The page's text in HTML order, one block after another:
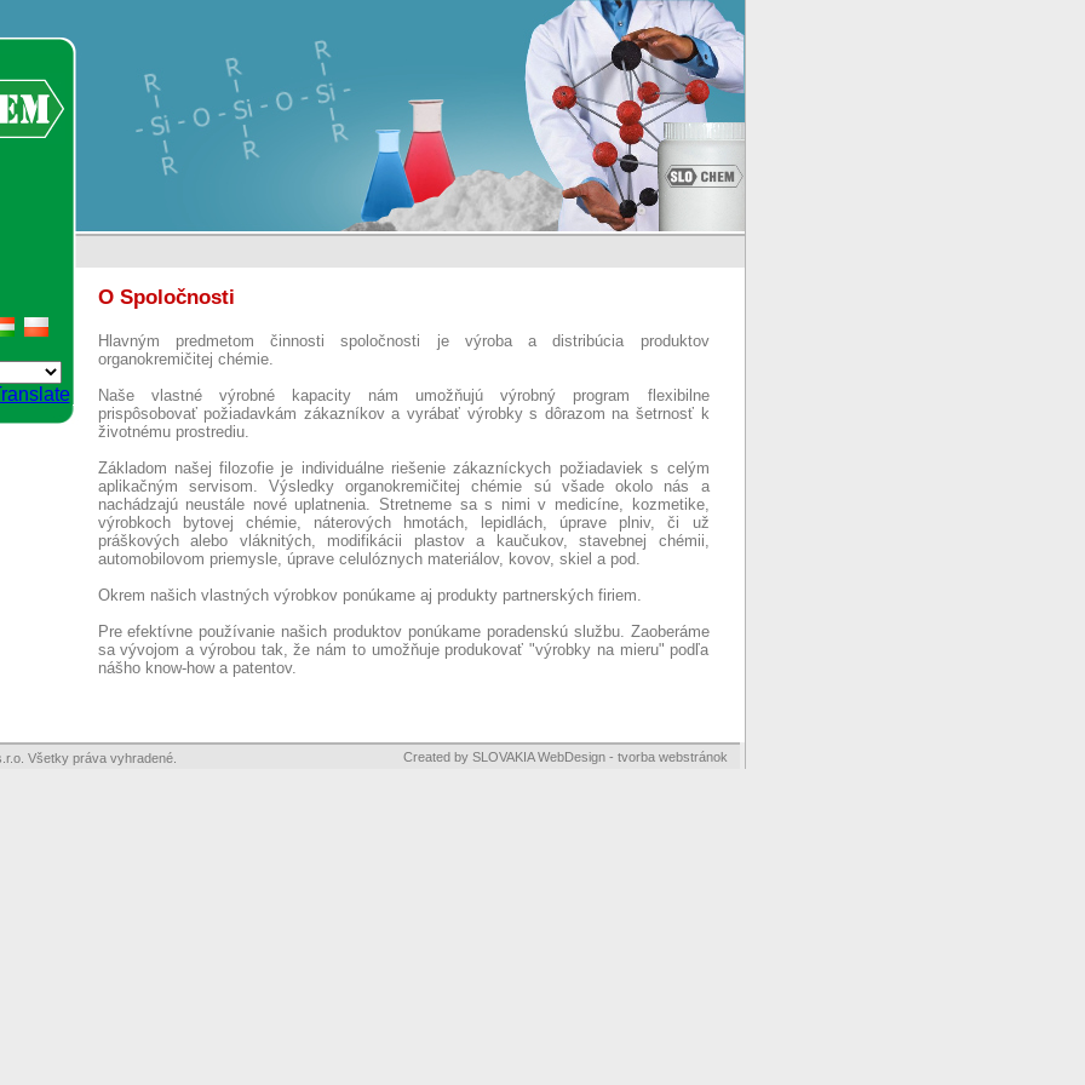
O Spoločnosti
Hlavným predmetom činnosti spoločnosti je výroba a distribúcia produktov
organokremičitej chémie.
Naše vlastné výrobné kapacity nám umožňujú výrobný program flexibilne
prispôsobovať požiadavkám zákazníkov a vyrábať výrobky s dôrazom na šetrnosť k
životnému prostrediu.
Základom našej filozofie je individuálne riešenie zákazníckych požiadaviek s celým
aplikačným servisom. Výsledky organokremičitej chémie sú všade okolo nás a
nachádzajú neustále nové uplatnenia. Stretneme sa s nimi v medicíne, kozmetike,
výrobkoch bytovej chémie, náterových hmotách, lepidlách, úprave plniv, či už
práškových alebo vláknitých, modifikácii plastov a kaučukov, stavebnej chémii,
automobilovom priemysle, úprave celulóznych materiálov, kovov, skiel a pod.
Okrem našich vlastných výrobkov ponúkame aj produkty partnerských firiem.
Pre efektívne používanie našich produktov ponúkame poradenskú službu. Zaoberáme
sa vývojom a výrobou tak, že nám to umožňuje produkovať "výrobky na mieru" podľa
nášho know-how a patentov.
Všetky práva vyhradené. Created by SLOVAKIA WebDesign- tvorba webstránok